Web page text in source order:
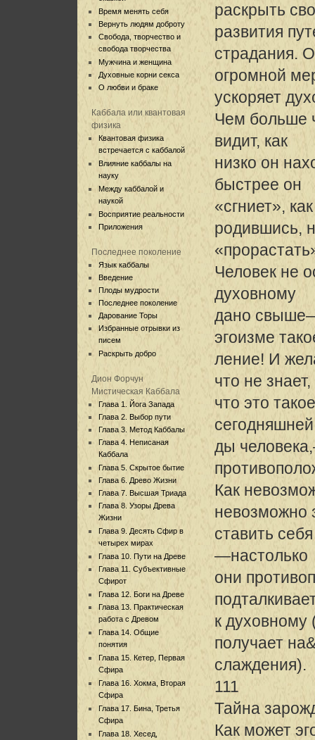
Время менять себя
Вернуть людям доброту
Свобода, творчество и
свобода творчества
Мужчина и женщина
Духовные корни секса
О любви и браке
Каббала или квантовая
физика
Квантовая физика
встречается с каббалой
Влияние каббалы на
науку
Между каббалой и
наукой
Восприятие реальности
Приложения
Последнее поколение
Язык каббалы
Введение
Плоды мудрости
Последнее поколение
Дарование Торы
Избранные отрывки из
писем
Раскрыть добро
Дион Форчун
Мистическая Каббала
Глава 1. Йога Запада
Глава 2. Выбор пути
Глава 3. Метод Каббалы
Глава 4. Неписаная
Каббала
Глава 5. Скрытое бытие
Глава 6. Древо Жизни
Глава 7. Высшая Триада
Глава 8. Узоры Древа
Жизни
Глава 9. Десять Сфир в
четырех мирах
Глава 10. Пути на Древе
Глава 11. Субъективные
Сфирот
Глава 12. Боги на Древе
Глава 13. Практическая
работа с Древом
Глава 14. Общие
понятия
Глава 15. Кетер, Первая
Сфира
Глава 16. Хокма, Вторая
Сфира
Глава 17. Бина, Третья
Сфира
Глава 18. Хесед,
раскрыть
развития
страдания.
огромной
ускоряет
Чем больше
видит, как
низко он
быстрее он
«сгниет»,
родившись,
Человек не
духовному
дано
эгоизме
ление! И
что не знает,
что это
ды
Как
невозможно
ставить
—настолько
они
к духовному
получает
слаждения).
111
Тайна
Как может